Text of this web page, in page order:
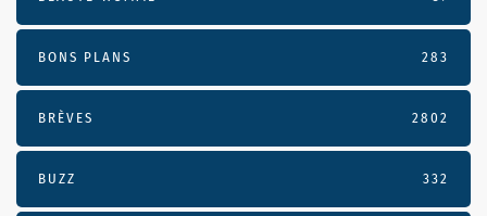
BONS PLANS 283
BRÈVES 2802
BUZZ 332